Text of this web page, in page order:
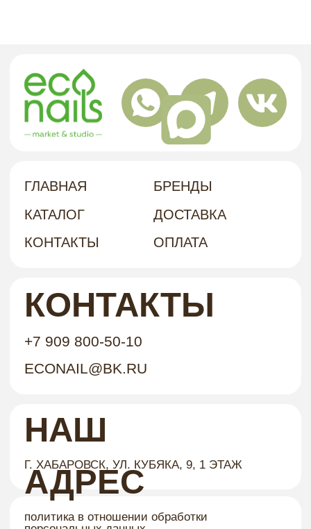
Г. ХАБАРОВСК, УЛ. КУБЯКА, 9, 1 ЭТАЖ
НАШ
АДРЕС
договор-оферта